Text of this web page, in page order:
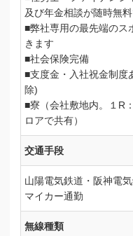
及び年金相談が随時無料
■弊社専用の最先端のス
きます
■社会保険完備
■支度金・入社祝金制度
除)
■寮（会社敷地内。１R
ロアで共有）
交通手段
山陽電気鉄道・阪神電
マイカー通勤
無線種類